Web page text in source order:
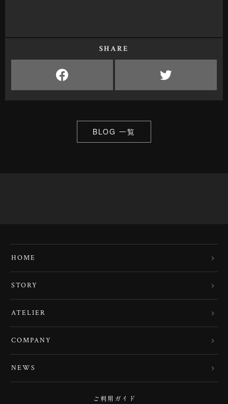
SHARE
BLOG 一覧
HOME
STORY
ATELIER
COMPANY
NEWS
ご利用ガイド